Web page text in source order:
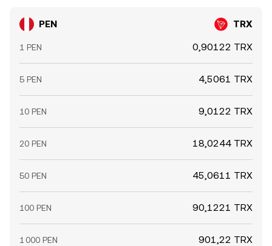
PEN TRX
1 PEN 0,90122 TRX
5 PEN 4,5061 TRX
10 PEN 9,0122 TRX
20 PEN 18,0244 TRX
50 PEN 45,0611 TRX
100 PEN 90,1221 TRX
1 000 PEN 901,22 TRX